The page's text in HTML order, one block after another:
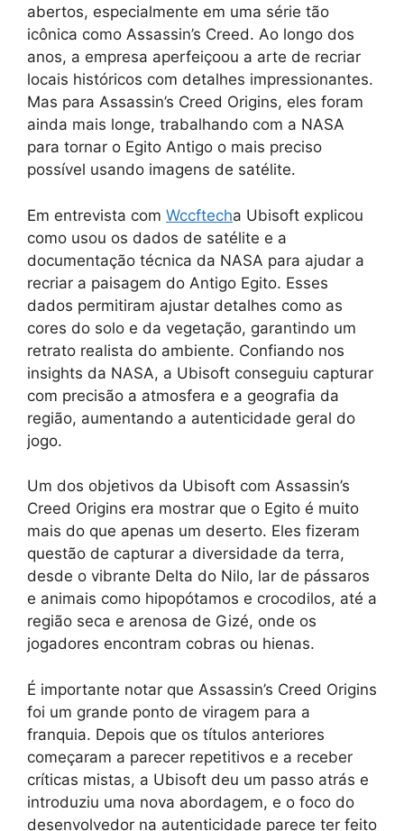
abertos, especialmente em uma série tão
icônica como Assassin’s Creed. Ao longo dos
anos, a empresa aperfeiçoou a arte de recriar
locais históricos com detalhes impressionantes.
Mas para Assassin’s Creed Origins, eles foram
ainda mais longe, trabalhando com a NASA
para tornar o Egito Antigo o mais preciso
possível usando imagens de satélite.
Em entrevista com Wccftecha Ubisoft explicou
como usou os dados de satélite e a
documentação técnica da NASA para ajudar a
recriar a paisagem do Antigo Egito. Esses
dados permitiram ajustar detalhes como as
cores do solo e da vegetação, garantindo um
retrato realista do ambiente. Confiando nos
insights da NASA, a Ubisoft conseguiu capturar
com precisão a atmosfera e a geografia da
região, aumentando a autenticidade geral do
jogo.
Um dos objetivos da Ubisoft com Assassin’s
Creed Origins era mostrar que o Egito é muito
mais do que apenas um deserto. Eles fizeram
questão de capturar a diversidade da terra,
desde o vibrante Delta do Nilo, lar de pássaros
e animais como hipopótamos e crocodilos, até a
região seca e arenosa de Gizé, onde os
jogadores encontram cobras ou hienas.
É importante notar que Assassin’s Creed Origins
foi um grande ponto de viragem para a
franquia. Depois que os títulos anteriores
começaram a parecer repetitivos e a receber
críticas mistas, a Ubisoft deu um passo atrás e
introduziu uma nova abordagem, e o foco do
desenvolvedor na autenticidade parece ter feito